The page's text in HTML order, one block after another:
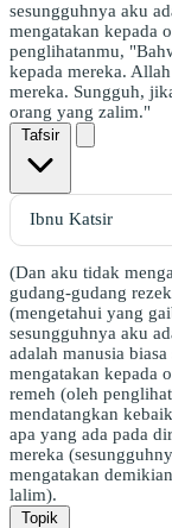
sesungguhnya aku
mengatakan kepada
penglihatanmu,
kepada mereka.
mereka. Sungguh,
orang yang zalim."
Tafsir
(Dan aku tidak
gudang-gudang
(mengetahui yang
sesungguhnya aku
adalah manusia
mengatakan kepada
remeh (oleh
mendatangkan
apa yang ada pada
mereka
mengatakan
lalim).
Topik